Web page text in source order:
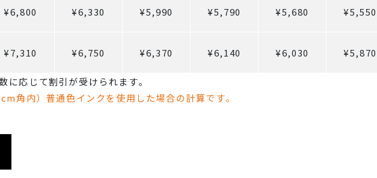
¥6,800 ¥6,330 ¥5,990 ¥5,790 ¥5,680 ¥5,550
¥7,310 ¥6,750 ¥6,370 ¥6,140 ¥6,030 ¥5,870
応じて割引が受けられます。
角内）普通色インクを使用した場合の計算です。